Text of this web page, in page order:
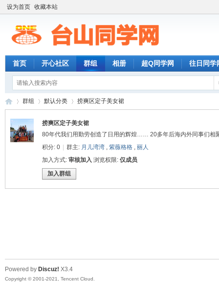
设为首页 收藏本站
首页 开心社区 群组 相册 超Q同学网 往日同学
台 ›
群组 默认分类
›
捞爽区定子美女裙
捞爽区定子美女裙
80年代我们用勤劳创造了日用的辉煌…… 20多年后海内外同事们相
积分: 0
群主: 月儿湾湾, 紫薇格格, 丽人
加入方式: 审核加入 浏览权限: 仅成员
加入群组
Powered by Discuz! X3.4
Copyright © 2001-2021, Tencent Cloud.